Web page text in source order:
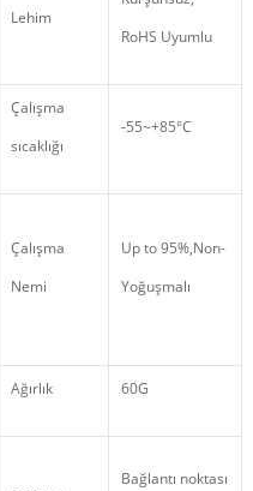
Lehim
RoHS Uyumlu
Çalışma
sıcaklığı
-55~+85°C
Çalışma
Nemi
Up to 95%,Non-
Yoğuşmalı
Ağırlık 60G
Bağlantı noktası